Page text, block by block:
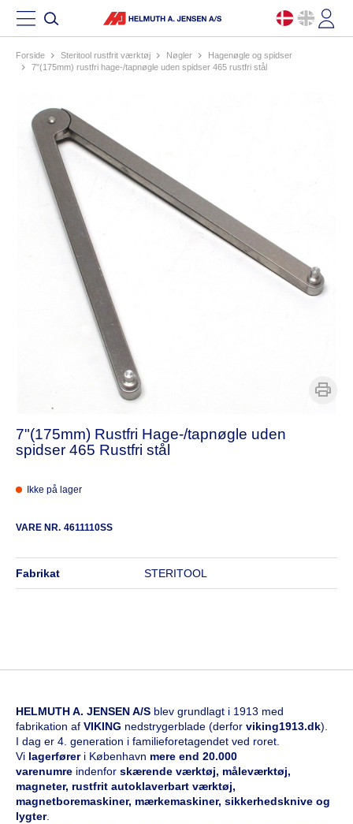
Forside steritool rustfrit værktøj nøgler
hagenøgle og spidser
7"(175mm) rustfri hage-/tapnøgle uden spidser 465 rustfri stål
7"(175mm) Rustfri Hage-/tapnøgle uden
spidser 465 Rustfri stål
Ikke på lager
VARE NR. 4611110SS
fabrikat STERITOOL
HELMUTH A. JENSEN A/S blev grundlagt i 1913 med
fabrikation af VIKING nedstrygerblade (derfor viking1913.dk).
I dag er 4. generation i familieforetagendet ved roret.
Vi lagerfører i København mere end 20.000
varenumre indenfor skærende værktøj, måleværktøj,
magneter, rustfrit autoklaverbart værktøj,
magnetboremaskiner, mærkemaskiner, sikkerhedsknive og
lygter.